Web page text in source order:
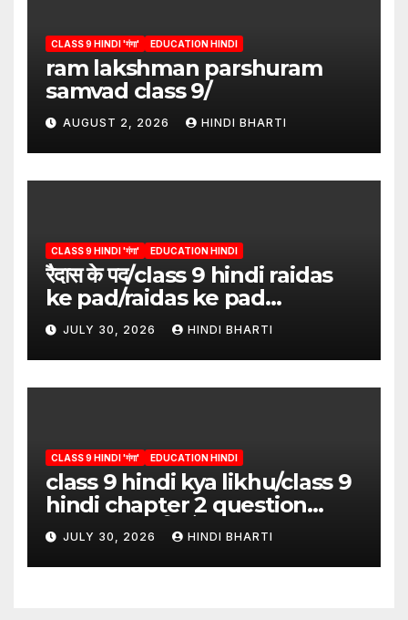
CLASS 9 HINDI 'गंगा' EDUCATION HINDI
ram lakshman parshuram
samvad class 9/
AUGUST 2, 2026 HINDI BHARTI
CLASS 9 HINDI 'गंगा' EDUCATION HINDI
रैदास के पद/class 9 hindi raidas
ke pad/raidas ke pad
question answer/raidas ke
pad class 9
JULY 30, 2026 HINDI BHARTI
CLASS 9 HINDI 'गंगा' EDUCATION HINDI
class 9 hindi kya likhu/class 9
hindi chapter 2 question
answer/क्या लिखूँ-पदुमलाल/class 9
hindi
JULY 30, 2026 HINDI BHARTI